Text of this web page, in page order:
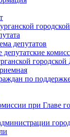
депутатов
по
при Главе